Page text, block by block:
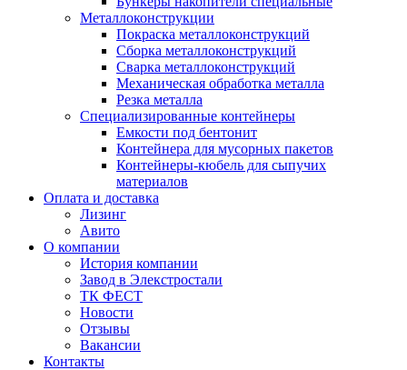
Металлоконструкции
Покраска металлоконструкций
Сборка металлоконструкций
Сварка металлоконструкций
Механическая обработка металла
Резка металла
Специализированные контейнеры
Емкости под бентонит
Контейнера для мусорных пакетов
Контейнеры-кюбель для сыпучих
материалов
Оплата и доставка
Лизинг
Авито
О компании
История компании
Завод в Элекстростали
ТК ФЕСТ
Новости
Отзывы
Вакансии
Контакты